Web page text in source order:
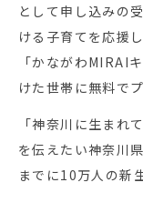
として申し込みの
ける子育てを応援
「かながわMIRAI
けた世帯に無料で
「神奈川に生まれ
を伝えたい神奈川
までに10万人の新